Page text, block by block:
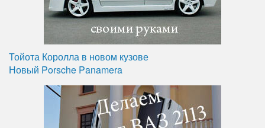
Тойота Королла в новом кузове
Новый Porsche Panamera